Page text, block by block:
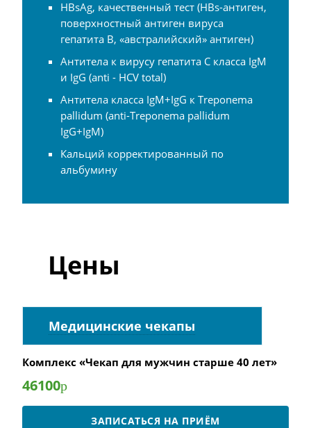
HBsAg, качественный тест (HBs-антиген,
поверхностный антиген вируса
гепатита B, «австралийский» антиген)
Антитела к вирусу гепатита C класса IgM
и IgG (anti - HCV total)
Антитела класса IgM+IgG к Treponema
pallidum (anti-Treponema pallidum
IgG+IgM)
Кальций корректированный по
альбумину
Цены
Медицинские чекапы
Комплекс «Чекап для мужчин старше 40 лет»
46100р
ЗАПИСАТЬСЯ НА ПРИЁМ